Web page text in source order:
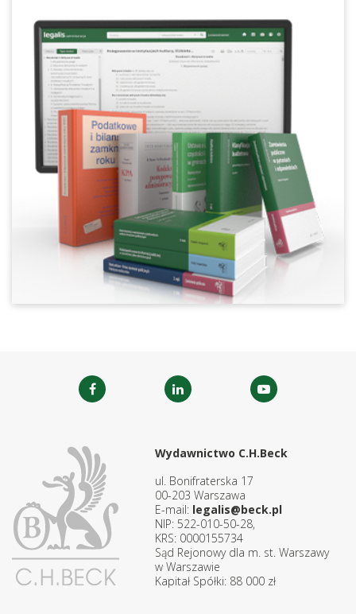
Wydawnictwo C.H.Beck
ul. Bonifraterska 17
00-203 Warszawa
E-mail: legalis@beck.pl
NIP: 522-010-50-28,
KRS: 0000155734
Sąd Rejonowy dla m. st. Warszawy
w Warszawie
Kapitał Spółki: 88 000 zł